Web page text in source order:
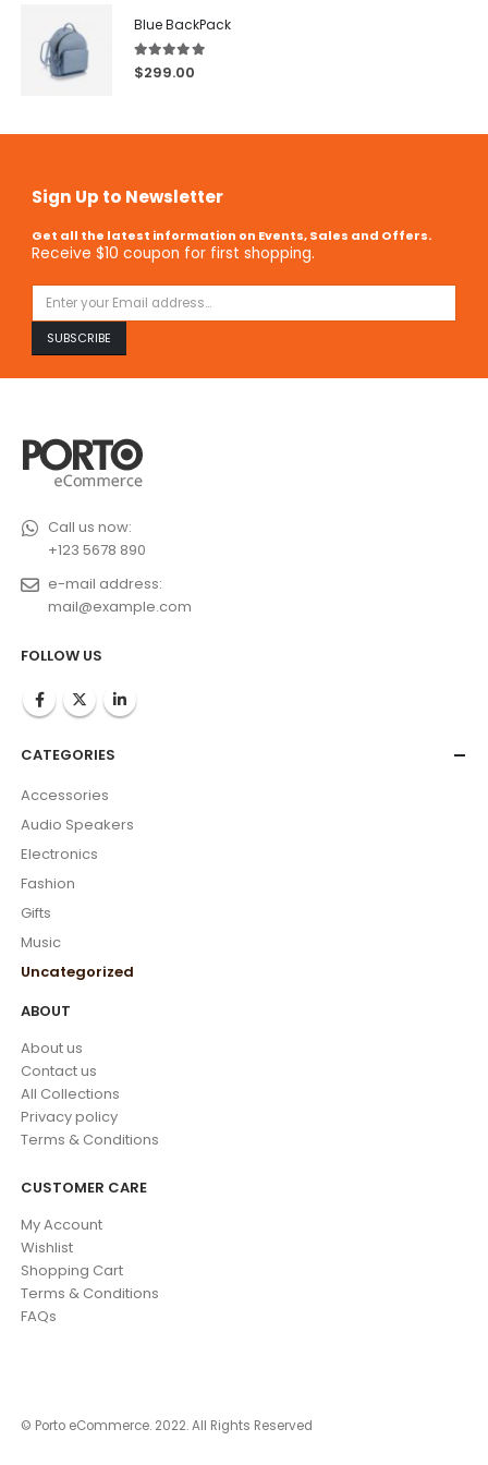
Blue BackPack
5.00out of 5
$299.00
Sign Up to Newsletter
Get all the latest information on Events, Sales and Offers.
Receive $10 coupon for first shopping.
Call us now:
+123 5678 890
e-mail address:
mail@example.com
FOLLOW US
CATEGORIES
Accessories
Audio Speakers
Electronics
Fashion
Gifts
Music
Uncategorized
ABOUT
About us
Contact us
All Collections
Privacy policy
Terms & Conditions
CUSTOMER CARE
My Account
Wishlist
Shopping Cart
Terms & Conditions
FAQs
© Porto eCommerce. 2022. All Rights Reserved